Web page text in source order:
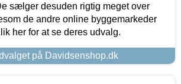
sælger desuden rigtig meget over
de andre online byggemarkeder
her for at se deres udvalg.
på Davidsenshop.dk